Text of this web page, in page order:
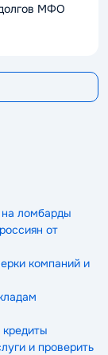
МФО
ломбарды
от
компаний и
и проверить